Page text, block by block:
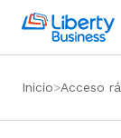
Inicio Acceso